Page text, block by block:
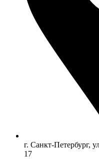
г. Санкт-Петербург,
17